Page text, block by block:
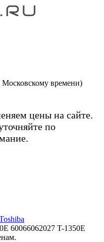
Московскому времени)
цены на сайте.
по
60066062027 T-1350E